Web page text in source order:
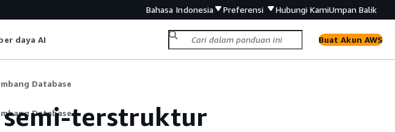
Bahasa Indonesia Preferensi Hubungi KamiUmpan Balik
daya AI Buat Akun AWS
Database
Database terstruktur